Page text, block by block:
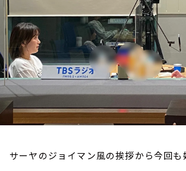
会社情報
サーヤのジョイマン風の挨拶から今回も